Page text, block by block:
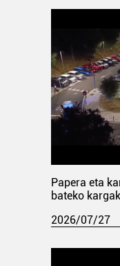
Papera eta
bateko
2026/07/27